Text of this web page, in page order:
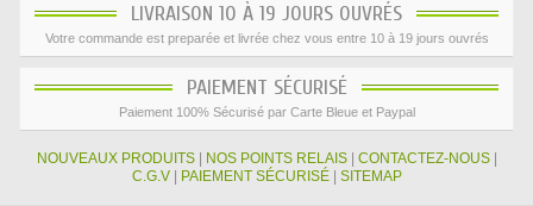
LIVRAISON 10 À 19 JOURS OUVRÉS
Votre commande est preparée et livrée chez vous entre 10 à 19 jours ouvrés
PAIEMENT SÉCURISÉ
Paiement 100% Sécurisé par Carte Bleue et Paypal
NOUVEAUX PRODUITS| NOS POINTS RELAIS| CONTACTEZ-NOUS|
C.G.V| PAIEMENT SÉCURISÉ| SITEMAP